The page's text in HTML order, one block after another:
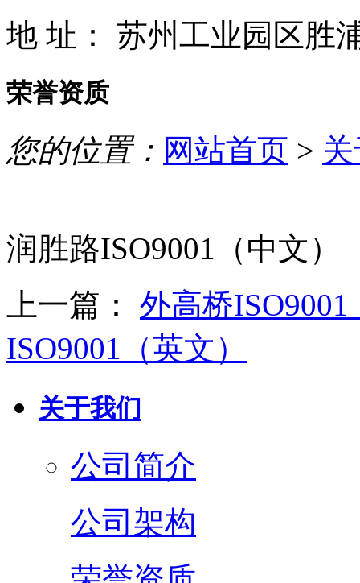
地 址： 苏州工业园区胜
荣誉资质
您的位置： 网站首页 >
润胜路ISO9001（中文）
上一篇： 外高桥
ISO9001（英文）
关于我们
公司简介
公司架构